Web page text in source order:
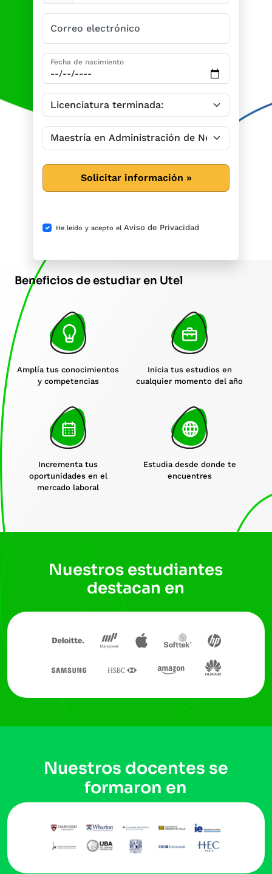
Correo electrónico
Fecha de nacimiento
Solicitar información »
He leído y acepto el Aviso de Privacidad
Beneficios de estudiar en Utel
Amplía tus conocimientos
y competencias
Inicia tus estudios en
cualquier momento del año
Incrementa tus
oportunidades en el
mercado laboral
Estudia desde donde te
encuentres
Nuestros estudiantes
destacan en
Nuestros docentes se
formaron en